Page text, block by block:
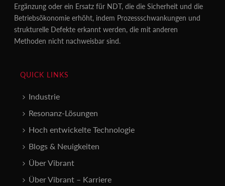
Ergänzung oder ein Ersatz für NDT, die die Sicherheit und die
Betriebsökonomie erhöht, indem Prozessschwankungen und
strukturelle Defekte erkannt werden, die mit anderen
Methoden nicht nachweisbar sind.
QUICK LINKS
Industrie
Resonanz-Lösungen
Hoch entwickelte Technologie
Blogs & Neuigkeiten
Über Vibrant
Über Vibrant – Karriere